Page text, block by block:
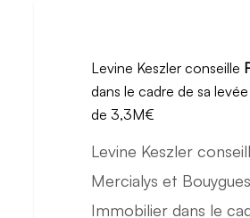
conseille
Finishers
Levine Keszler conseille
dans le cadre de sa
de 3,3M€
Levine Keszler
Mercialys et Bouygues
Immobilier dans le